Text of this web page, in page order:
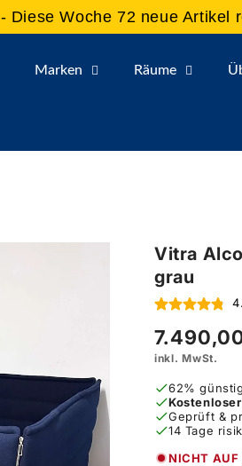
- Diese Woche 72 neue Artikel
Marken Räume
Vitra
grau
inkl. MwSt.
62%
Geprüft &
14 Tage
NICHT AUF